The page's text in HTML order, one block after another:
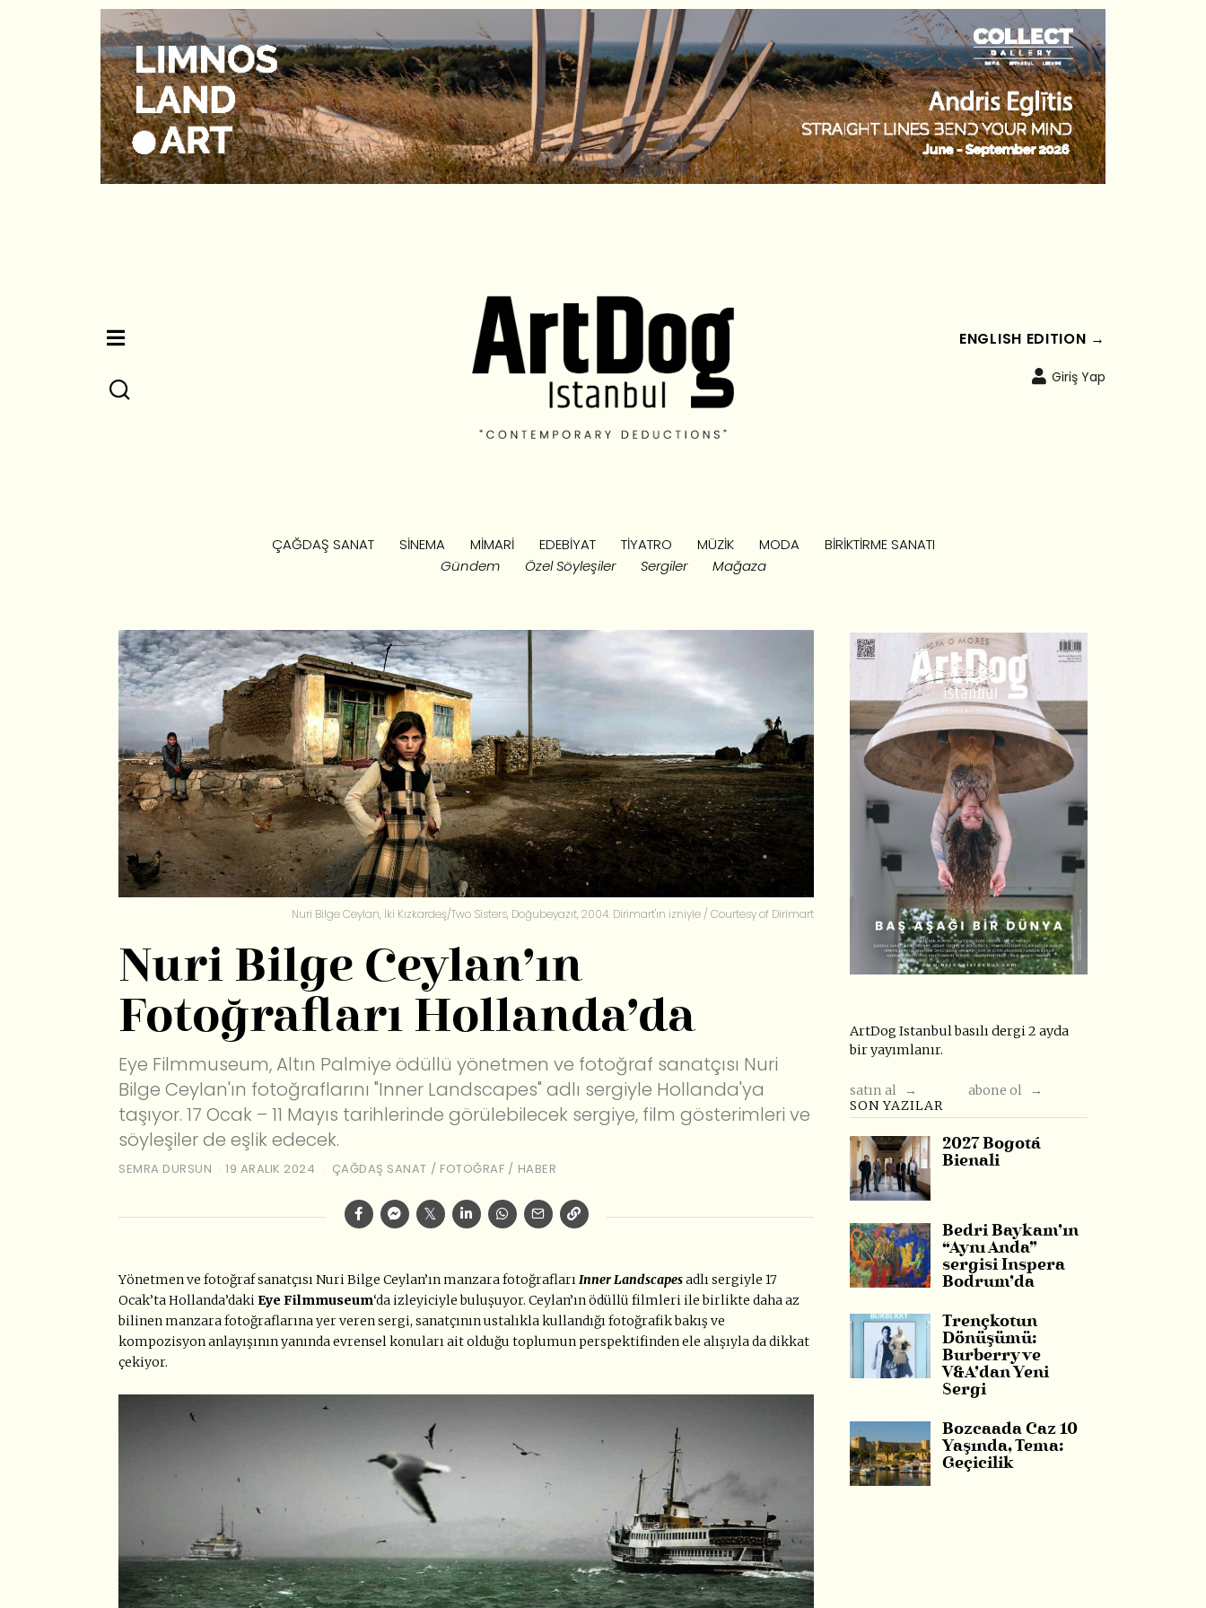
ENGLISH EDITION →
Giriş Yap
ÇAĞDAŞ SANAT SINEMA MIMARI EDEBIYAT TIYATRO MÜZIK MODA
BIRIKTIRME SANATI
Gündem
Özel Söyleşiler Sergiler Mağaza
Nuri Bilge Ceylan, İki Kızkardeş/Two Sisters, Doğubeyazıt, 2004. Dirimart'ın izniyle / Courtesy of Dirimart
Nuri Bilge Ceylan’ın
Fotoğrafları Hollanda’da
Eye Filmmuseum, Altın Palmiye ödüllü yönetmen ve fotoğraf sanatçısı Nuri
Bilge Ceylan'ın fotoğraflarını "Inner Landscapes" adlı sergiyle Hollanda'ya
taşıyor. 17 Ocak – 11 Mayıs tarihlerinde görülebilecek sergiye, film gösterimleri ve
söyleşiler de eşlik edecek.
SEMRA DURSUN 19 ARALIK 2024 ÇAĞDAŞ SANAT / FOTOĞRAF / HABER
Yönetmen ve fotoğraf sanatçısı Nuri Bilge Ceylan’ın manzara fotoğraflarıInner Landscapesadlı sergiyle 17
Ocak’ta Hollanda’daki Eye Filmmuseum‘da izleyiciyle buluşuyor. Ceylan’ın ödüllü filmleri ile birlikte daha az
bilinen manzara fotoğraflarına yer veren sergi, sanatçının ustalıkla kullandığı fotoğrafik bakış ve
kompozisyon anlayışının yanında evrensel konuları ait olduğu toplumun perspektifinden ele alışıyla da dikkat
çekiyor.
ArtDog Istanbul basılı dergi 2 ayda
bir yayımlanır.
satın al →
abone ol →
SON YAZILAR
2027 Bogotá
Bienali
Bedri Baykam’ın
“Aynı Anda”
sergisi Inspera
Bodrum’da
Trençkotun
Dönüşümü:
Burberry ve
V&A’dan Yeni
Sergi
Bozcaada Caz 10
Yaşında, Tema:
Geçicilik